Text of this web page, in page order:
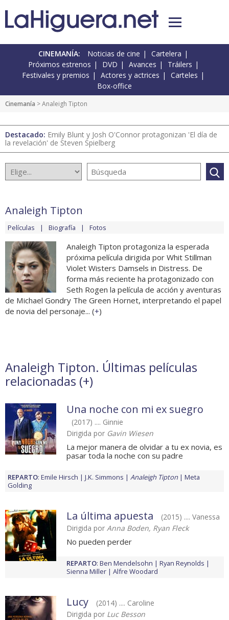
CINEMANÍA: Noticias de cine
Cartelera
Próximos estrenos
DVD Avances
Tráilers
Festivales y premios
Actores y actrices
Carteles
Box-office
Cinemanía > Analeigh Tipton
Destacado: Emily Blunt y Josh O'Connor protagonizan 'El día de
la revelación' de Steven Spielberg
Analeigh Tipton
Películas Biografía Fotos
Analeigh Tipton protagoniza la esperada
próxima película dirigida por Whit Stillman
Violet Wisters Damsels in Distress. De
forma más reciente ha protagonizado con
Seth Rogen la película de acción y aventuras
de Michael Gondry The Green Hornet, interpretando el papel
de novia del personaje... (+)
Analeigh Tipton. Últimas películas
relacionadas (+)
Una noche con mi ex suegro
(2017) .... Ginnie
Dirigida por Gavin Wiesen
La mejor manera de olvidar a tu ex novia, es
pasar toda la noche con su padre
REPARTO: Emile Hirsch J.K. Simmons Analeigh Tipton
Meta
Golding
La última apuesta
(2015) .... Vanessa
Dirigida por Anna Boden, Ryan Fleck
No pueden perder
REPARTO: Ben Mendelsohn
Ryan Reynolds
Sienna Miller
Alfre Woodard
Lucy
(2014) .... Caroline
Dirigida por Luc Besson